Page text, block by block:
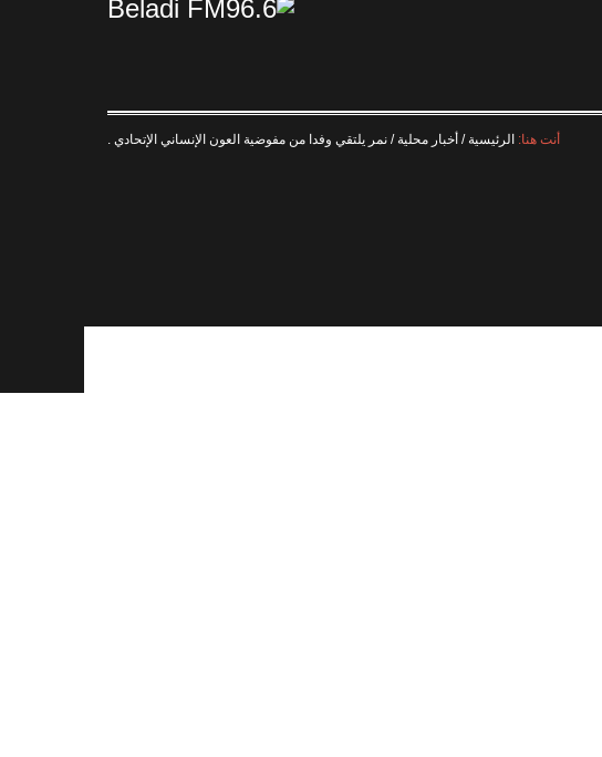
أنت هنا: الرئيسية / أخبار محلية / نمر يلتقي وفدا من مفوضية العون الإنساني الإتحادي .